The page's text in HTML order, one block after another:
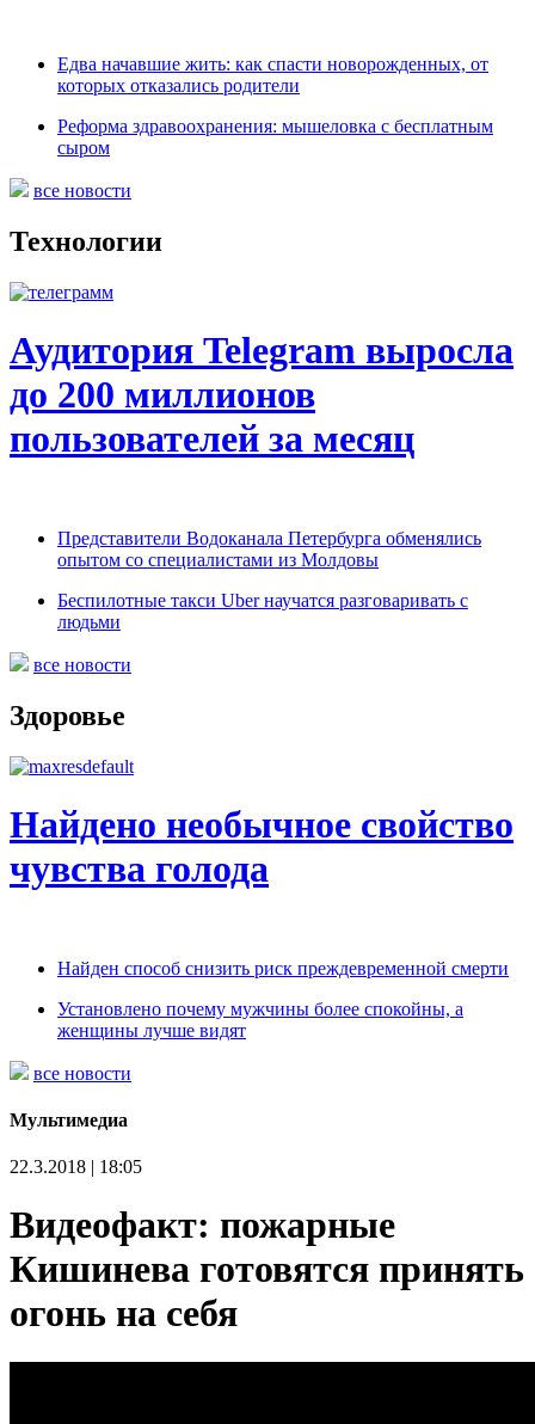
Едва начавшие жить: как спасти новорожденных, от
которых отказались родители
Реформа здравоохранения: мышеловка с бесплатным
сыром
все новости
Технологии
Аудитория Telegram выросла
до 200 миллионов
пользователей за месяц
Представители Водоканала Петербурга обменялись
опытом со специалистами из Молдовы
Беспилотные такси Uber научатся разговаривать с
людьми
все новости
Здоровье
Найдено необычное свойство
чувства голода
Найден способ снизить риск преждевременной смерти
Установлено почему мужчины более спокойны, а
женщины лучше видят
все новости
Мультимедиа
22.3.2018 | 18:05
Видеофакт: пожарные
Кишинева готовятся принять
огонь на себя